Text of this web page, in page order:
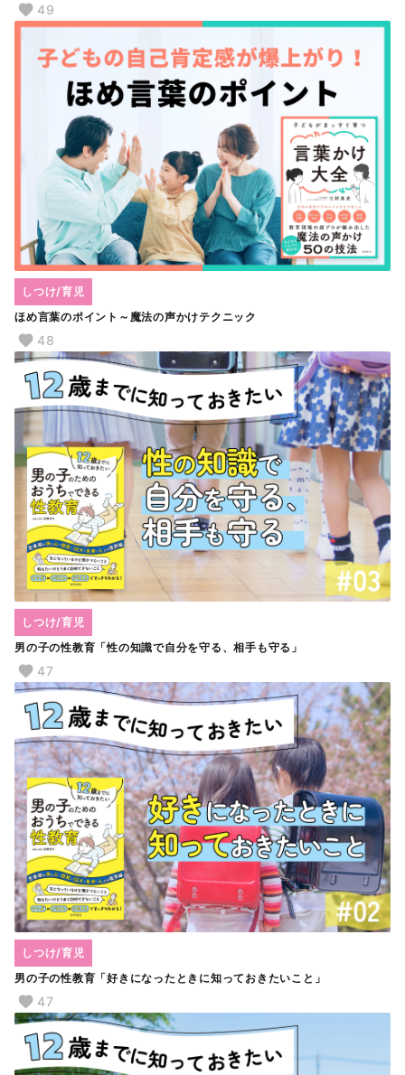
49
ほめ言葉のポイント～魔法の声かけテクニック
しつけ/育児
48
男の子の性教育「性の知識で自分を守る、相手も守る」
しつけ/育児
47
男の子の性教育「好きになったときに知っておきたいこと」
しつけ/育児
47